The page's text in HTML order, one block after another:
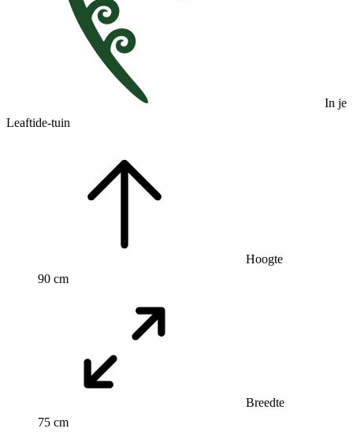
In je
Leaftide-tuin
Hoogte
90 cm
Breedte
75 cm